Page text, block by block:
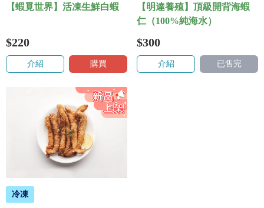
【蝦覓世界】活凍生鮮白蝦
$220
介紹 購買
【明達養殖】頂級開背海蝦
仁（100%純海水）
$300
介紹 已售完
冷凍